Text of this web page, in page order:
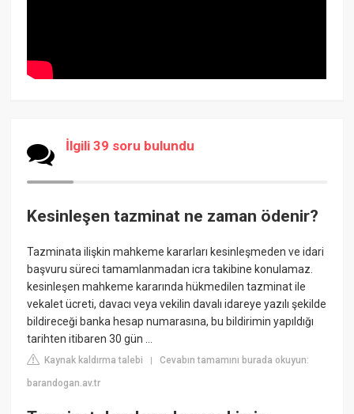
İlgili 39 soru bulundu
Kesinleşen tazminat ne zaman ödenir?
Tazminata ilişkin mahkeme kararları kesinleşmeden ve idari
başvuru süreci tamamlanmadan icra takibine konulamaz.
kesinleşen mahkeme kararında hükmedilen tazminat ile
vekalet ücreti, davacı veya vekilin davalı idareye yazılı şekilde
bildireceği banka hesap numarasına, bu bildirimin yapıldığı
tarihten itibaren 30 gün ...
Kaynak kaldırma talebi |Cevabın tamamını burada okuyun:
barandogan.av.tr